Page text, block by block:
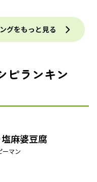
グをもっと見る
ピランキン
麻婆豆腐
ーマン